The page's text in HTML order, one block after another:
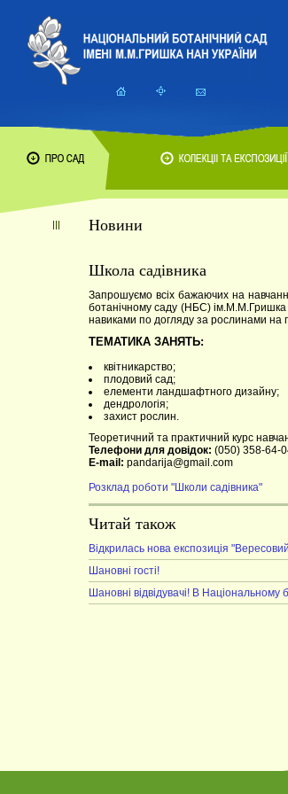
Новини
Школа садівника
Запрошуємо всіх бажаючих на
ботанічному саду (НБС) ім.М.М.Гришка
навиками по догляду за рослинами на
ТЕМАТИКА ЗАНЯТЬ:
квітникарство;
плодовий сад;
елементи ландшафтного дизайну;
дендрологія;
захист рослин.
Теоретичний та практичний курс
Телефони для довідок: (050) 358-64-
E-mail: pandarija@gmail.com
Розклад роботи "Школи садівника"
Читай також
Відкрилась нова експозиція
Шановні гості!
Шановні відвідувачі! В